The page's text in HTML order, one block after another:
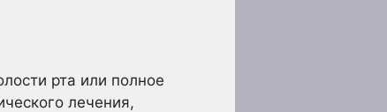
рта или полное
лечения,